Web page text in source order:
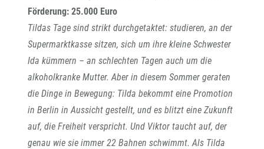
Förderung: 25.000 Euro
Tildas Tage sind strikt durchgetaktet: studieren, an der
Supermarktkasse sitzen, sich um ihre kleine Schwester
Ida kümmern – an schlechten Tagen auch um die
alkoholkranke Mutter. Aber in diesem Sommer geraten
die Dinge in Bewegung: Tilda bekommt eine Promotion
in Berlin in Aussicht gestellt, und es blitzt eine Zukunft
auf, die Freiheit verspricht. Und Viktor taucht auf, der
genau wie sie immer 22 Bahnen schwimmt. Als Tilda